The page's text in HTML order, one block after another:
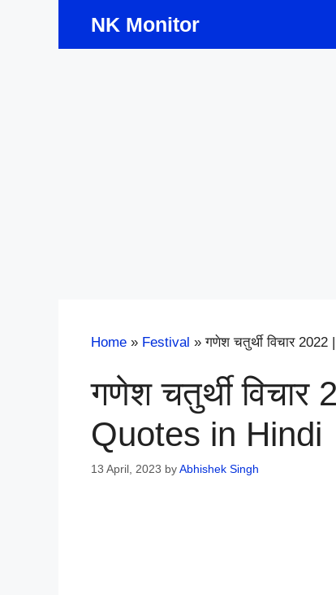
NK Monitor
Home » Festival »गणेश चतुर्थी विचार
गणेश चतुर्थी
Quotes in Hindi
13 April, 2023 byAbhishek Singh